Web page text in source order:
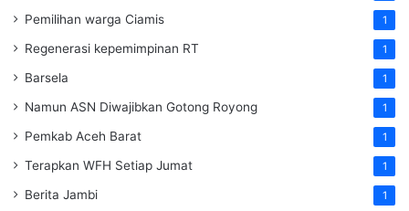
Pemilihan warga Ciamis 1
Regenerasi kepemimpinan RT 1
Barsela 1
Namun ASN Diwajibkan Gotong Royong 1
Pemkab Aceh Barat 1
Terapkan WFH Setiap Jumat 1
Berita Jambi 1